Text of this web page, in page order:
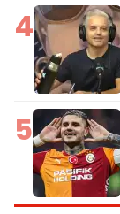
4
5